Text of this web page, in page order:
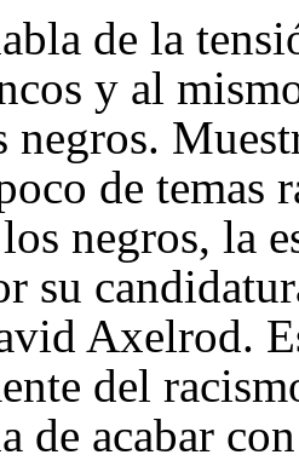
de la
y al
negros.
de temas
negros, la
su
Axelrod.
del
de acabar